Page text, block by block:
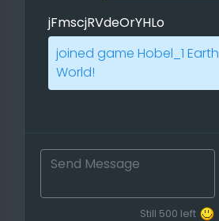
jFmscjRVdeOrYHLo
joined game Hobel_1 Earth
World!
Still 500 left